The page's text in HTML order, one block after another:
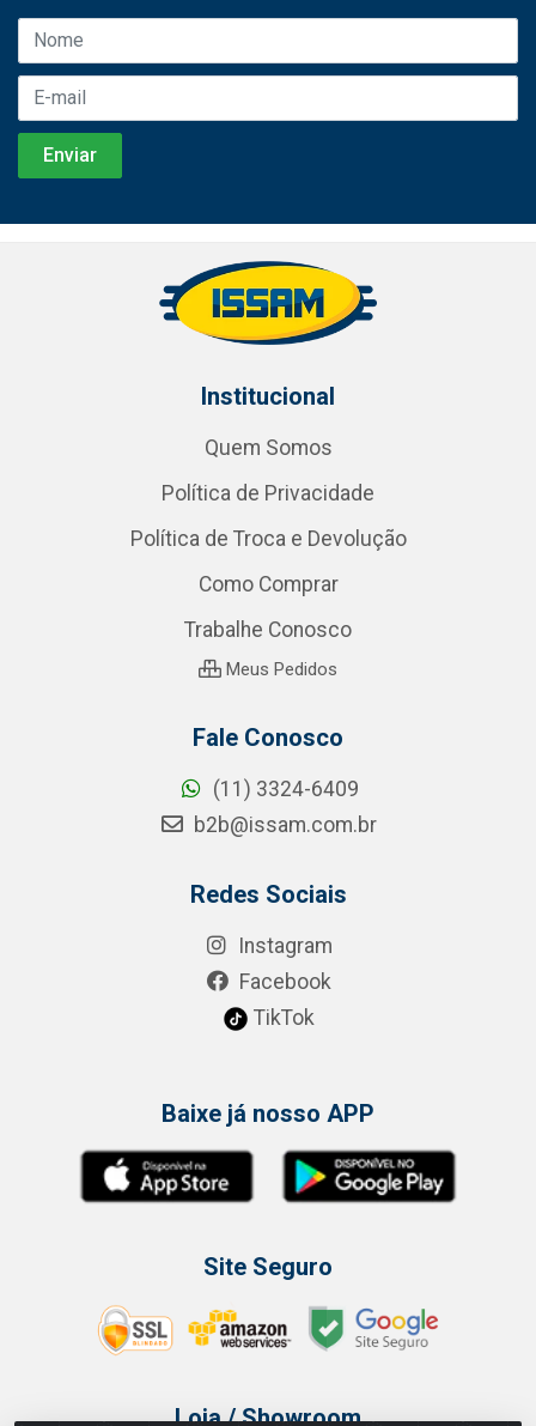
Institucional
Quem Somos
Política de Privacidade
Política de Troca e Devolução
Como Comprar
Trabalhe Conosco
Meus Pedidos
Fale Conosco
(11) 3324-6409
b2b@issam.com.br
Redes Sociais
Instagram
Facebook
TikTok
Baixe já nosso APP
Site Seguro
Loja / Showroom